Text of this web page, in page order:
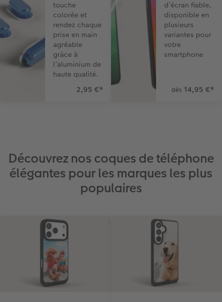
touche
colorée et
rendez chaque
prise en main
agréable
grâce à
l’aluminium de
haute qualité.
2,95 €*
d’écran fiable,
disponible en
plusieurs
variantes pour
votre
smartphone
dès 14,95 €*
Découvrez nos coques de téléphone
élégantes pour les marques les plus
populaires